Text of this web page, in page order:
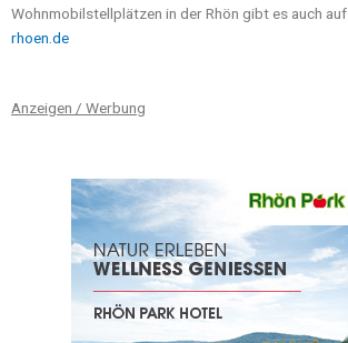
Wohnmobilstellplätzen in der Rhön gibt es auch auf
rhoen.de
Anzeigen / Werbung